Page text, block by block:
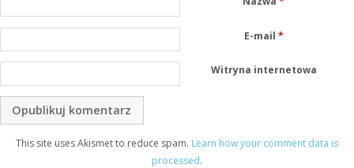
E-mail *
Witryna internetowa
This site uses Akismet to reduce spam. Learn how your comment data is
processed.